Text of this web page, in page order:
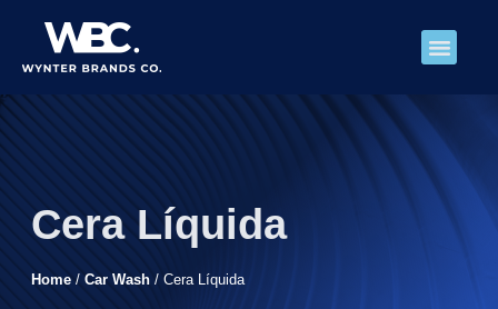
Cera Líquida
Home / Car Wash / Cera Líquida